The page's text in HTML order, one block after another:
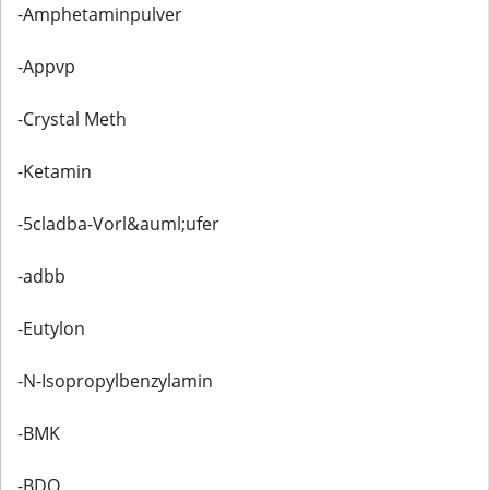
-Amphetaminpulver
-Appvp
-Crystal Meth
-Ketamin
-5cladba-Vorl&auml;ufer
-adbb
-Eutylon
-N-Isopropylbenzylamin
-BMK